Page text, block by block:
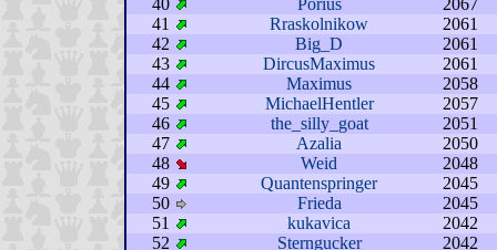
40
Porius
2067
41
Rraskolnikow
2061
42
Big_D
2061
43
DircusMaximus
2061
44
Maximus
2058
45
MichaelHentler
2057
46
the_silly_goat
2051
47
Azalia
2050
48
Weid
2048
49
Quantenspringer
2045
50
Frieda
2045
51
kukavica
2042
52
Sterngucker
2042